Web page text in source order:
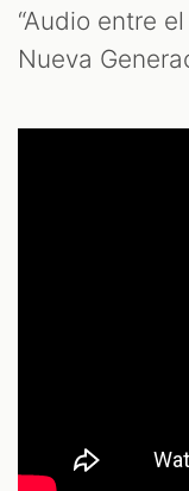
“Audio entre
Nueva